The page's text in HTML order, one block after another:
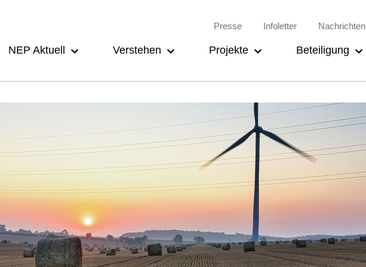
NEP Aktuell
Verstehen Projekte Beteiligung
Meta-
Presse Infoletter Nachrichten